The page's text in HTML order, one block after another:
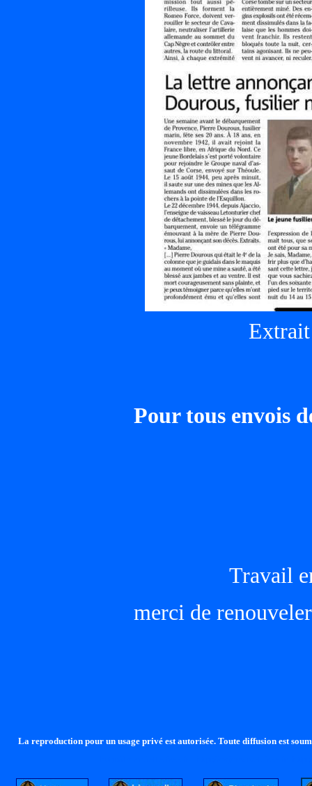
Pour tous envois
Travail
merci de
La reproduction pour un usage privé est autorisée. Toute diffusion est